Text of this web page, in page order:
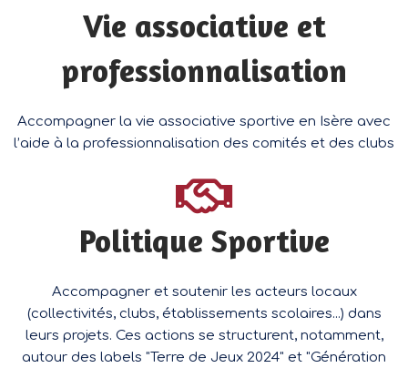
Vie associative et
professionnalisation
Accompagner la vie associative sportive en Isère avec
l’aide à la professionnalisation des comités et des clubs
Politique Sportive
Accompagner et soutenir les acteurs locaux
(collectivités, clubs, établissements scolaires...) dans
leurs projets. Ces actions se structurent, notamment,
autour des labels "Terre de Jeux 2024" et "Génération